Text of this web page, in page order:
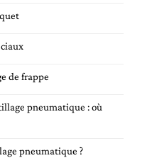
de frappe
pneumatique : où
pneumatique ?